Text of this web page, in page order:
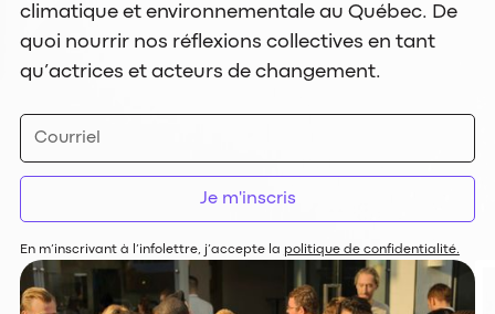
climatique et environnementale au Québec. De
quoi nourrir nos réflexions collectives en tant
qu’actrices et acteurs de changement.
En m’inscrivant à l’infolettre, j’accepte la politique de confidentialité.